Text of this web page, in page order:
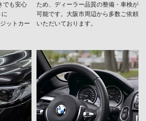
でも安心
ットカー
ため、ディーラー品質の整備・車検が
可能です。大阪市周辺から多数ご依頼
いただいております。